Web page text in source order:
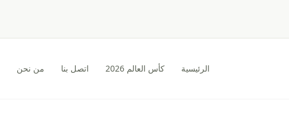
الرئيسية كأس العالم 2026 اتصل بنا من نحن